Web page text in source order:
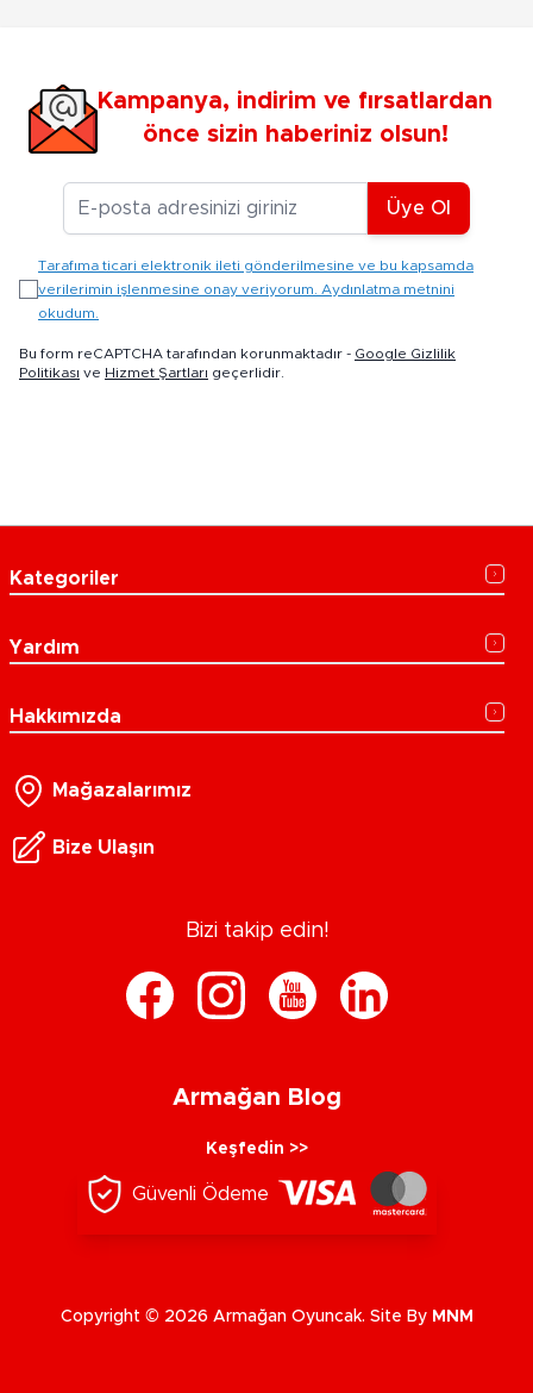
Kampanya, indirim ve fırsatlardan
önce sizin haberiniz olsun!
E-posta Adresiniz
Üye Ol
Tarafıma ticari elektronik ileti gönderilmesine ve bu kapsamda
verilerimin işlenmesine onay veriyorum. Aydınlatma metnini
okudum.
Bu form reCAPTCHA tarafından korunmaktadır - Google Gizlilik
Politikası ve Hizmet Şartları geçerlidir.
Kategoriler
Yardım
Hakkımızda
Mağazalarımız
Bize Ulaşın
Bizi takip edin!
Armağan Blog
Keşfedin >>
Güvenli Ödeme
Copyright © 2026 Armağan Oyuncak. Site By MNM